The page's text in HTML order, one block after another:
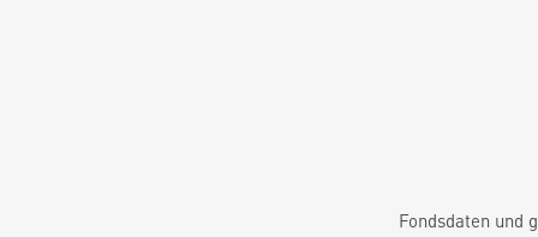
Fondsdaten und